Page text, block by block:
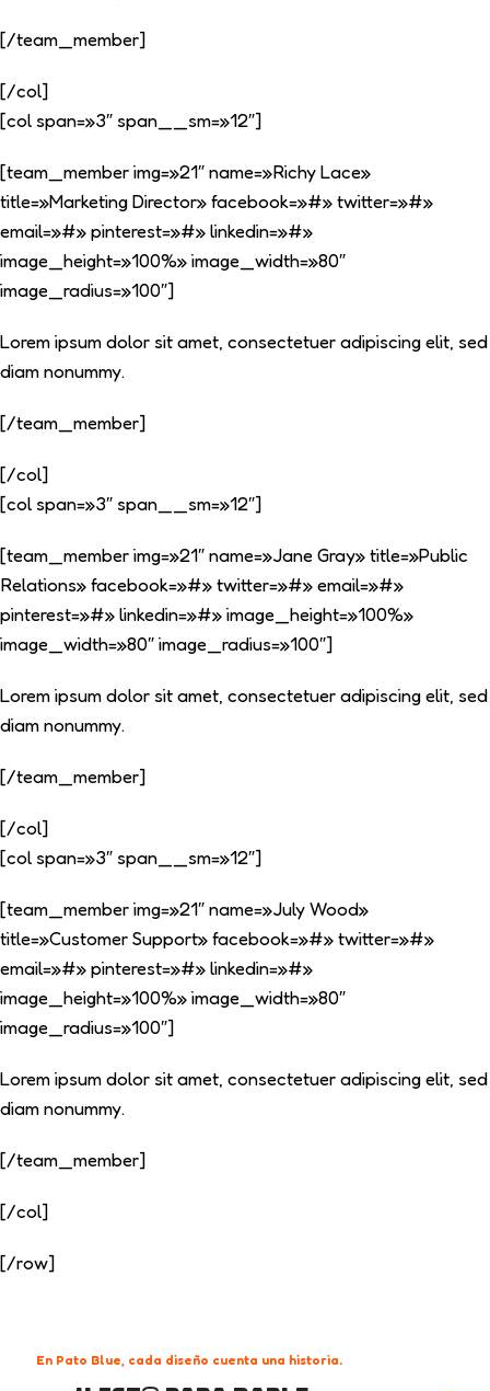
[/team_member]
[/col]
[col span=»3″ span__sm=»12″]
[team_member img=»21″ name=»Richy Lace»
title=»Marketing Director» facebook=»#» twitter=»#»
email=»#» pinterest=»#» linkedin=»#»
image_height=»100%» image_width=»80″
image_radius=»100″]
Lorem ipsum dolor sit amet, consectetuer adipiscing elit, sed
diam nonummy.
[/team_member]
[/col]
[col span=»3″ span__sm=»12″]
[team_member img=»21″ name=»Jane Gray» title=»Public
Relations» facebook=»#» twitter=»#» email=»#»
pinterest=»#» linkedin=»#» image_height=»100%»
image_width=»80″ image_radius=»100″]
Lorem ipsum dolor sit amet, consectetuer adipiscing elit, sed
diam nonummy.
[/team_member]
[/col]
[col span=»3″ span__sm=»12″]
[team_member img=»21″ name=»July Wood»
title=»Customer Support» facebook=»#» twitter=»#»
email=»#» pinterest=»#» linkedin=»#»
image_height=»100%» image_width=»80″
image_radius=»100″]
Lorem ipsum dolor sit amet, consectetuer adipiscing elit, sed
diam nonummy.
[/team_member]
[/col]
[/row]
En Pato Blue, cada diseño cuenta una historia.